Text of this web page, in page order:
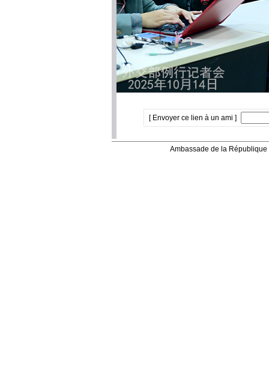
[ Envoyer ce lien à un ami ]
Ambassade de la